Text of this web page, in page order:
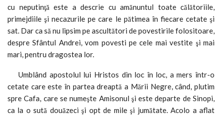
cu neputinţă este a descrie cu amănuntul toate călătoriile,
primejdiile şi necazurile pe care le pătimea în fiecare cetate şi
sat. Dar ca să nu lipsim pe ascultători de povestirile folositoare,
despre Sfântul Andrei, vom povesti pe cele mai vestite şi mai
mari, pentru dragostea lor.
Umblând apostolul lui Hristos din loc în loc, a mers într-o
cetate care este în partea dreaptă a Mării Negre, când, plutim
spre Cafa, care se numeşte Amisonul şi este departe de Sinopi,
ca la o sută douăzeci şi opt de mile şi jumătate. Acolo a aflat